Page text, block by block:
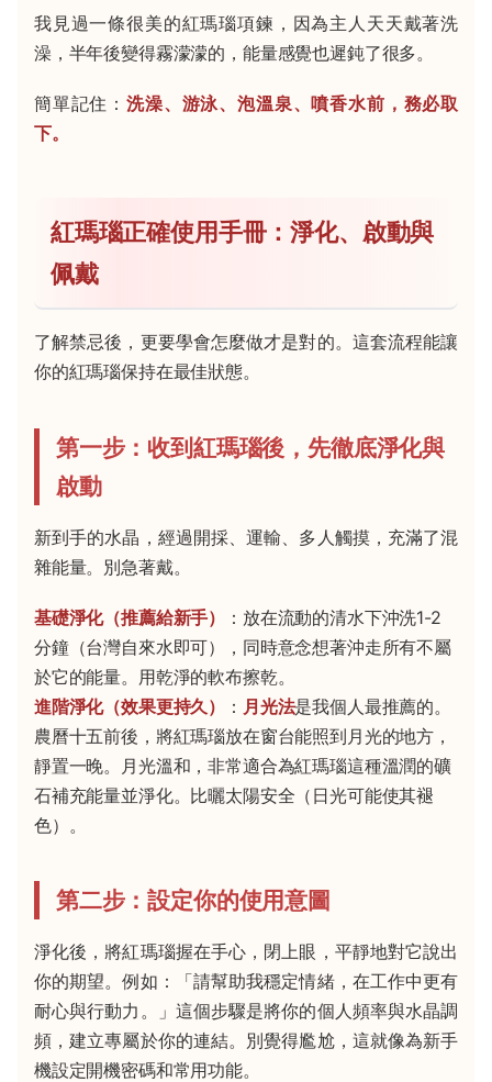
我見過一條很美的紅瑪瑙項鍊，因為主人天天戴著洗
澡，半年後變得霧濛濛的，能量感覺也遲鈍了很多。
簡單記住：洗澡、游泳、泡溫泉、噴香水前，務必取
下。
紅瑪瑙正確使用手冊：淨化、啟動與
佩戴
了解禁忌後，更要學會怎麼做才是對的。這套流程能讓
你的紅瑪瑙保持在最佳狀態。
第一步：收到紅瑪瑙後，先徹底淨化與
啟動
新到手的水晶，經過開採、運輸、多人觸摸，充滿了混
雜能量。別急著戴。
基礎淨化（推薦給新手）
：放在流動的清水下沖洗1-2
分鐘（台灣自來水即可），同時意念想著沖走所有不屬
於它的能量。用乾淨的軟布擦乾。
進階淨化（效果更持久）
： 月光法是我個人最推薦的。
農曆十五前後，將紅瑪瑙放在窗台能照到月光的地方，
靜置一晚。月光溫和，非常適合為紅瑪瑙這種溫潤的礦
石補充能量並淨化。比曬太陽安全（日光可能使其褪
色）。
第二步：設定你的使用意圖
淨化後，將紅瑪瑙握在手心，閉上眼，平靜地對它說出
你的期望。例如：「請幫助我穩定情緒，在工作中更有
耐心與行動力。」這個步驟是將你的個人頻率與水晶調
頻，建立專屬於你的連結。別覺得尷尬，這就像為新手
機設定開機密碼和常用功能。